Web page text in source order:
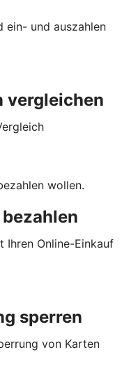
ein- und auszahlen
vergleichen
wollen.
Online-Einkauf
sperren
von Karten